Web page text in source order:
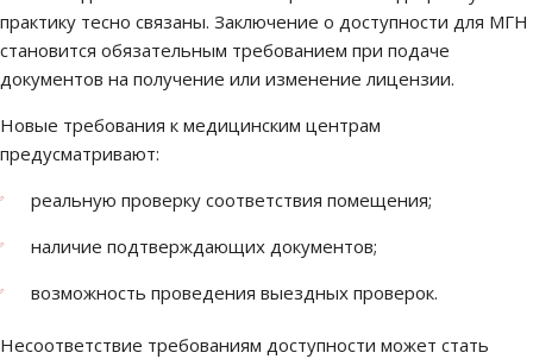
практику тесно связаны. Заключение о доступности для МГН
становится обязательным требованием при подаче
документов на получение или изменение лицензии.
Новые требования к медицинским центрам
предусматривают:
реальную проверку соответствия помещения;
наличие подтверждающих документов;
возможность проведения выездных проверок.
Несоответствие требованиям доступности может стать